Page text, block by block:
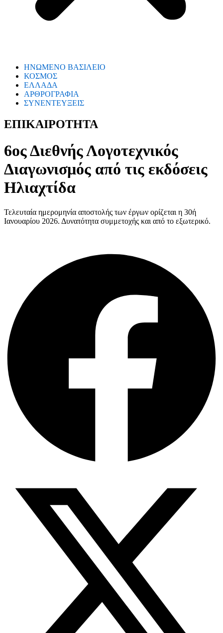
ΗΝΩΜΕΝΟ ΒΑΣΙΛΕΙΟ
ΚΟΣΜΟΣ
ΕΛΛΑΔΑ
ΑΡΘΡΟΓΡΑΦΙΑ
ΣΥΝΕΝΤΕΥΞΕΙΣ
ΕΠΙΚΑΙΡΟΤΗΤΑ
6ος Διεθνής Λογοτεχνικός
Διαγωνισμός από τις εκδόσεις
Ηλιαχτίδα
Τελευταία ημερομηνία αποστολής των έργων ορίζεται η 30ή
Ιανουαρίου 2026. Δυνατότητα συμμετοχής και από το εξωτερικό.